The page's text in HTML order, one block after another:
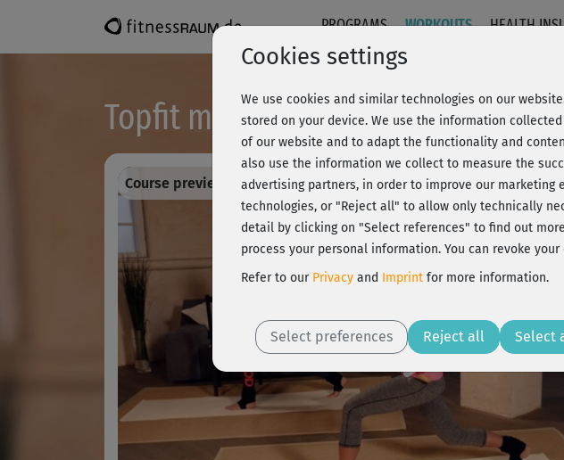
PROGRAMS WORKOUTS HEALTH
Topfit mit Baby - Power, Latin &
Play
Course preview - register and train all!
Cookies settings
We use cookies and similar technologies on our
stored on your device. We use the information
of our website and to adapt the functionality and
also use the information we collect to measure the
advertising partners, in order to improve our marketing
technologies, or "Reject all" to allow only technically
detail by clicking on "Select references" to find out
process your personal information. You can revoke
Refer to our Privacy and Imprint for more information.
Select preferences Reject all Select